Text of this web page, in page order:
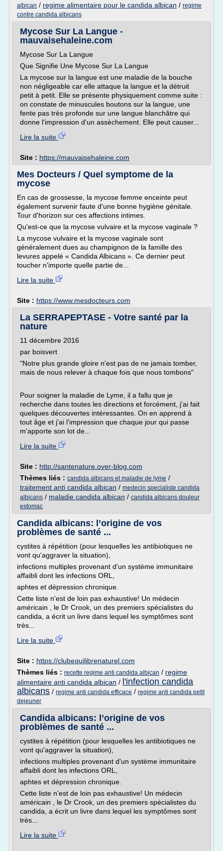
albican / regime alimentaire pour le candida albican / regime
contre candida albicans
Mycose Sur La Langue -
mauvaisehaleine.com
Mycose Sur La Langue
Que Signifie Une Mycose Sur La Langue
La mycose sur la langue est une maladie de la bouche
non négligeable car elle attaque la langue et la détruit
petit à petit. Elle se présente physiquement comme suite :
on constate de minuscules boutons sur la langue, une
fente pas très profonde sur une langue blanchâtre qui
donne l'impression d'un assèchement. Elle peut causer...
Lire la suite
Site : https://mauvaisehaleine.com
Mes Docteurs / Quel symptome de la
mycose
En cas de grossesse, la mycose femme enceinte peut
également survenir faute d'une bonne hygiène génitale.
Tour d'horizon sur ces affections intimes.
Qu'est-ce que la mycose vulvaire et la mycose vaginale ?
La mycose vulvaire et la mycose vaginale sont
généralement dues au champignon de la famille des
levures appelé « Candida Albicans ». Ce dernier peut
toucher n'importe quelle partie de...
Lire la suite
Site : https://www.mesdocteurs.com
La SERRAPEPTASE - Votre santé par la
nature
11 décembre 2016
par boisvert
"Notre plus grande gloire n'est pas de ne jamais tomber,
mais de nous relever à chaque fois que nous tombons"
Pour soigner la maladie de Lyme, il a fallu que je
recherche dans toutes les directions et forcément, j'ai fait
quelques découvertes intéressantes. On en apprend à
tout âge et j'ai l'impression que chaque jour qui passe
m'apporte son lot de...
Lire la suite
Site : http://santenature.over-blog.com
Thèmes liés : candida albicans et maladie de lyme /
traitement anti candida albican / medecin specialiste candida
albicans / maladie candida albican / candida albicans douleur
estomac
Candida albicans: l’origine de vos
problèmes de santé ...
cystites à répétition (pour lesquelles les antibiotiques ne
vont qu'aggraver la situation),
infections multiples provenant d'un système immunitaire
affaibli dont les infections ORL,
aphtes et dépression chronique.
Cette liste n'est de loin pas exhaustive! Un médecin
américain , le Dr Crook, un des premiers spécialistes du
candida, a écrit un livre dans lequel les symptômes sont
très...
Lire la suite
Site : https://clubequilibrenaturel.com
Thèmes liés : recette regime anti candida albican / regime
alimentaire anti candida albican / l'infection candida
albicans / regime anti candida efficace / regime anti candida petit
dejeuner
Candida albicans: l’origine de vos
problèmes de santé ...
cystites à répétition (pour lesquelles les antibiotiques ne
vont qu'aggraver la situation),
infections multiples provenant d'un système immunitaire
affaibli dont les infections ORL,
aphtes et dépression chronique.
Cette liste n'est de loin pas exhaustive! Un médecin
américain , le Dr Crook, un des premiers spécialistes du
candida, a écrit un livre dans lequel les symptômes sont
très...
Lire la suite